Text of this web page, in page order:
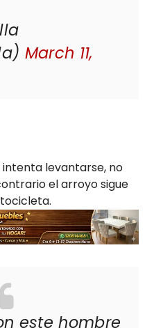
March 11,
levantarse, no
el arroyo sigue
este hombre